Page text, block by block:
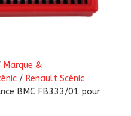
Marque &
/ Renault Scénic
BMC FB333/01 pour